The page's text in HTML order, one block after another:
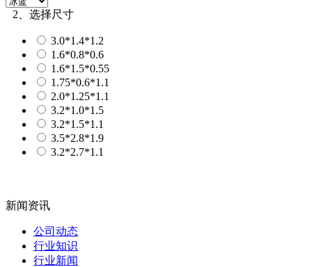
2、选择尺寸
3.0*1.4*1.2
1.6*0.8*0.6
1.6*1.5*0.55
1.75*0.6*1.1
2.0*1.25*1.1
3.2*1.0*1.5
3.2*1.5*1.1
3.5*2.8*1.9
3.2*2.7*1.1
新闻资讯
公司动态
行业知识
行业新闻